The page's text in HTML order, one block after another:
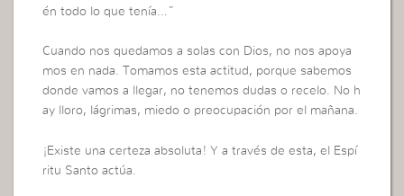
én todo lo que tenía…”
Cuando nos quedamos a solas con Dios, no nos apoya
mos en nada. Tomamos esta actitud, porque sabemos
donde vamos a llegar, no tenemos dudas o recelo. No h
ay lloro, lágrimas, miedo o preocupación por el mañana.
¡Existe una certeza absoluta! Y a través de esta, el Espí
ritu Santo actúa.